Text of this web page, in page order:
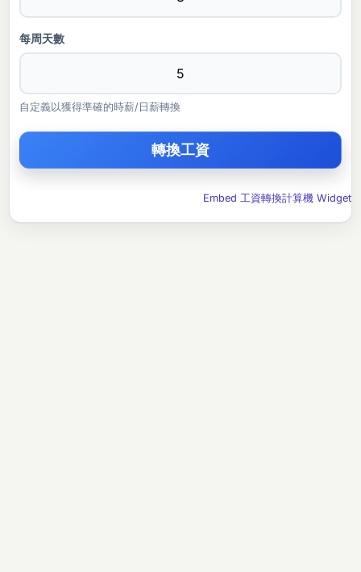
每周天數
自定義以獲得準確的時薪/日薪轉換
Embed 工資轉換計算機 Widget